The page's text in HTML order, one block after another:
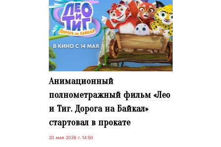
Анимационный
полнометражный фильм «Лео
и Тиг. Дорога на Байкал»
стартовал в прокате
20 мая 2026 г. 14:50